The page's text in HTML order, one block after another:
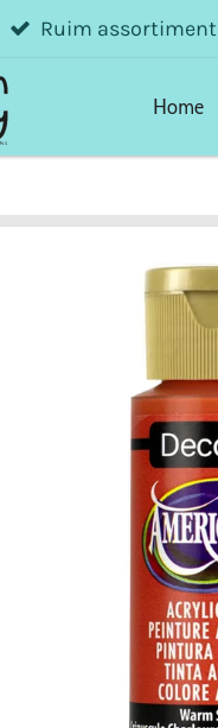
Ruim assortiment
Home